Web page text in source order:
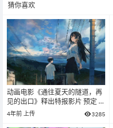
猜你喜欢
动画电影《通往夏天的隧道，再
见的出口》释出特报影片 预定 9
月日本上映
4年前 上传 3285